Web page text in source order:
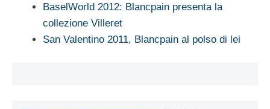
BaselWorld 2012: Blancpain presenta la
collezione Villeret
San Valentino 2011, Blancpain al polso di lei